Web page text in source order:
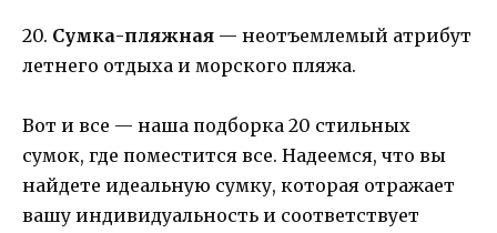
20. Сумка-пляжная — неотъемлемый атрибут
летнего отдыха и морского пляжа.
Вот и все — наша подборка 20 стильных
сумок, где поместится все. Надеемся, что вы
найдете идеальную сумку, которая отражает
вашу индивидуальность и соответствует